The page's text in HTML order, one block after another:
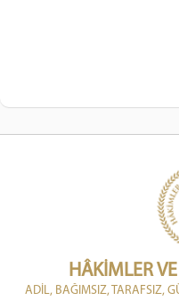
HÂKİMLER
ADİL, BAĞIMSIZ, TARAFSIZ,